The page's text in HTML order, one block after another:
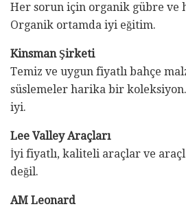
Her sorun için organik gübre ve
Organik ortamda iyi eğitim.
Kinsman Şirketi
Temiz ve uygun fiyatlı bahçe
süslemeler harika bir
iyi.
Lee Valley Araçları
İyi fiyatlı, kaliteli araçlar ve
değil.
AM Leonard